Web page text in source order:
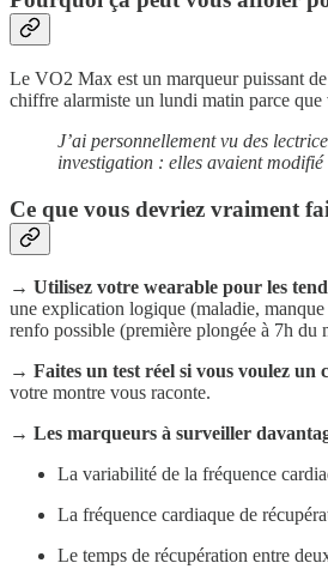
Le VO2 Max est un marqueur puissant
chiffre alarmiste un lundi matin parce
J’ai personnellement vu des
investigation : elles avaient
Ce que vous devriez vraiment
→ Utilisez votre wearable pour les
une explication logique (maladie,
renfo possible (première plongée à 7h du
→ Faites un test réel si vous voulez un
votre montre vous raconte.
→ Les marqueurs à surveiller
La variabilité de la fréquence
La fréquence cardiaque de
Le temps de récupération entre